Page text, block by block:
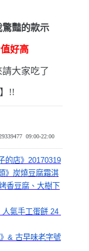
豔的款示
值好高
大家吃了
!!
09:00-22:00
的店》20170319
》炭燒豆腐霜淇
香豆腐、大樹下
氣手工蛋餅 24
& 古早味老字號